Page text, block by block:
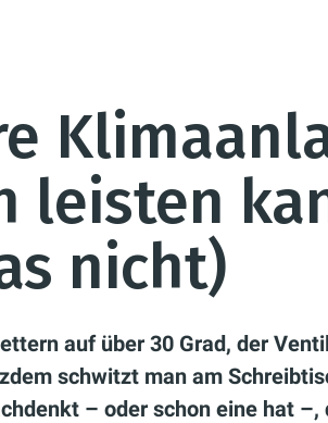
leisten
nicht)
auf über 30 Grad, der
schwitzt man am
– oder schon eine hat –,